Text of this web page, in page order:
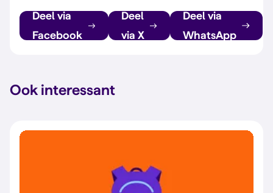
Deel via
Facebook
Deel
via X
Deel via
WhatsApp
Ook interessant